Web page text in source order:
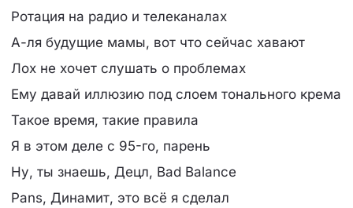
Ротация на радио и телеканалах
А-ля будущие мамы, вот что сейчас хавают
Лох не хочет слушать о проблемах
Ему давай иллюзию под слоем тонального крема
Такое время, такие правила
Я в этом деле с 95-го, парень
Ну, ты знаешь, Децл, Bad Balance
Pans, Динамит, это всё я сделал